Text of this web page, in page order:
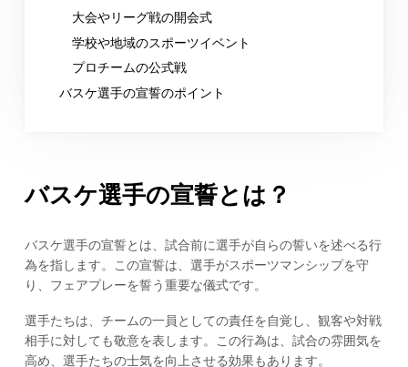
大会やリーグ戦の開会式
学校や地域のスポーツイベント
プロチームの公式戦
バスケ選手の宣誓のポイント
バスケ選手の宣誓とは？
バスケ選手の宣誓とは、試合前に選手が自らの誓いを述べる行
為を指します。この宣誓は、選手がスポーツマンシップを守
り、フェアプレーを誓う重要な儀式です。
選手たちは、チームの一員としての責任を自覚し、観客や対戦
相手に対しても敬意を表します。この行為は、試合の雰囲気を
高め、選手たちの士気を向上させる効果もあります。